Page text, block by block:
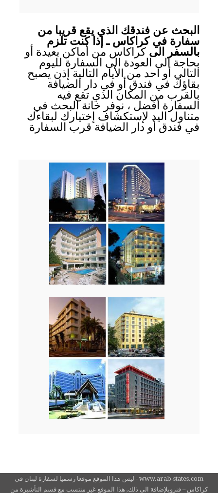
البحث عن فندقك الذي يقع قريبا من
سفارة في كراكاس ـ إذا كنت تلزم
بالسفر الىكراكاس من أماكن بعيدة أو
بحاجة الى العودة الى السفارة لليوم
التالي أو احد من الأيام التالية إذن يصبح
بقاؤك في فندق أو في دار الضيافة
بالقرب من المكان الذي تقع فيه
السفارة أفضل ، نوفر خانة البحث في
متناول اليد لإستكشاف إختيارك لبقاءك
في فندق أو دار الضيافة قرب السفارة
www.arab-states.com - ليس هذا الموقع موقعا رسميا لسفارة لبنان في
كراكاس – فنزويلإضافة الى ذلك, هذا الموقع غير منتسب مع قسم التأشيرة من